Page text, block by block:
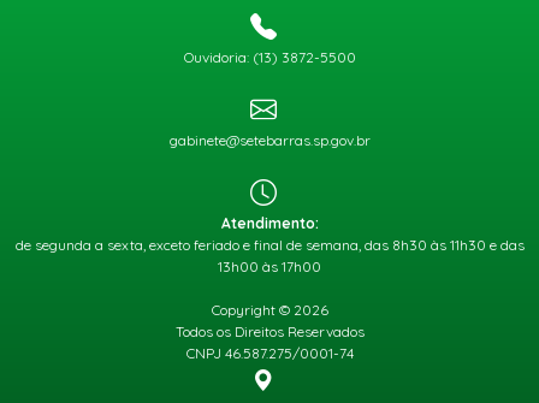
Ouvidoria: (13) 3872-5500
gabinete@setebarras.sp.gov.br
Atendimento:
de segunda a sexta, exceto feriado e final de semana, das 8h30 às 11h30 e das
13h00 às 17h00
Copyright © 2026
Todos os Direitos Reservados
CNPJ 46.587.275/0001-74